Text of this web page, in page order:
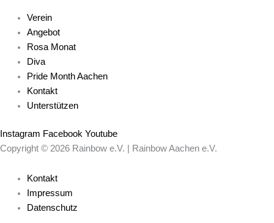
Verein
Angebot
Rosa Monat
Diva
Pride Month Aachen
Kontakt
Unterstützen
Instagram Facebook Youtube
Copyright © 2026 Rainbow e.V. | Rainbow Aachen e.V.
Kontakt
Impressum
Datenschutz